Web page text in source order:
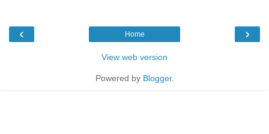
‹ ›
Home
View web version
Powered by Blogger.